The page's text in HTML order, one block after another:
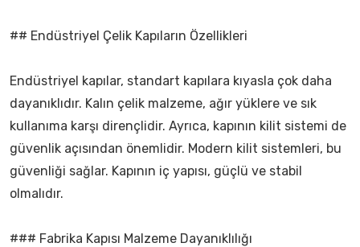
## Endüstriyel Çelik Kapıların Özellikleri
Endüstriyel kapılar, standart kapılara kıyasla çok daha
dayanıklıdır. Kalın çelik malzeme, ağır yüklere ve sık
kullanıma karşı dirençlidir. Ayrıca, kapının kilit sistemi de
güvenlik açısından önemlidir. Modern kilit sistemleri, bu
güvenliği sağlar. Kapının iç yapısı, güçlü ve stabil
olmalıdır.
### Fabrika Kapısı Malzeme Dayanıklılığı